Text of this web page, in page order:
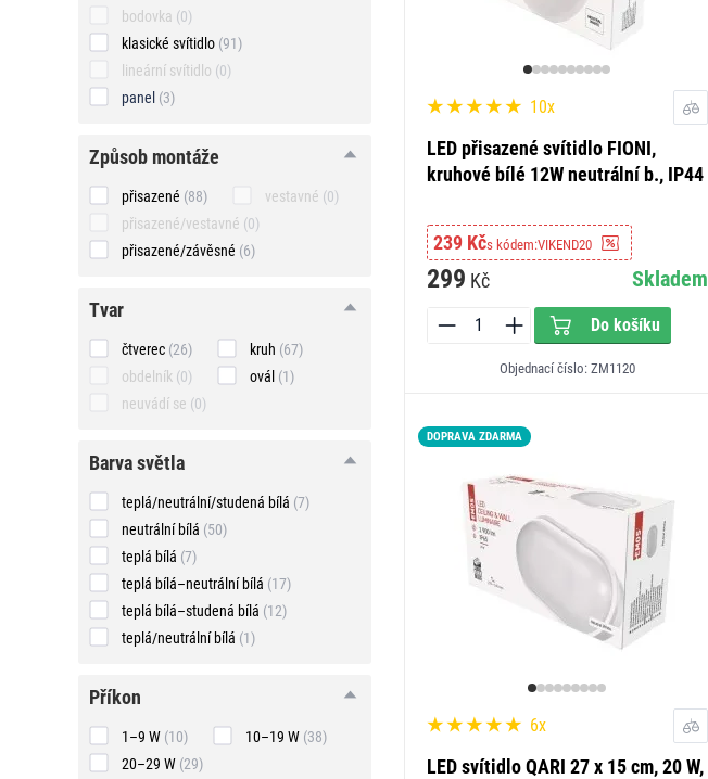
bodovka (0)
klasické svítidlo (91)
lineární svítidlo (0)
panel (3)
způsob
montáže
způsob montáže
přisazené (88) vestavné (0)
přisazené/vestavné (0)
přisazené/závěsné (6)
tvartvar
čtverec (26) kruh (67)
obdelník (0) ovál (1)
neuvádí se (0)
barva
barva světla
teplá/neutrální/studená bílá (7)
neutrální bílá (50)
teplá bílá (7)
teplá bílá–neutrální bílá (17)
teplá bílá–studená bílá (12)
teplá/neutrální bílá (1)
příkon
příkon
1–9 W (10) 10–19 W (38)
20–29 W (29)
10x
LED přisazené svítidlo FIONI,
kruhové bílé 12W neutrální b., IP44
239 Kčs kódem:VIKEND20
299 Kč Skladem
Do košíku
Objednací číslo: ZM1120
DOPRAVA ZDARMA
6x
LED svítidlo QARI 27 x 15 cm, 20 W,